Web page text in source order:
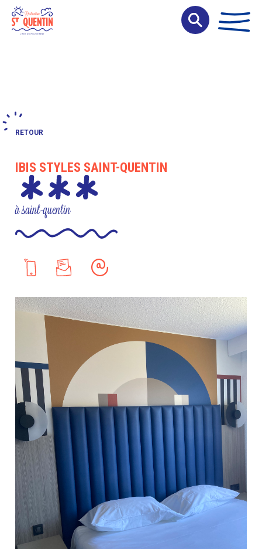
RETOUR
IBIS STYLES SAINT-QUENTIN
à saint-quentin
Panneau de gestion des cookies